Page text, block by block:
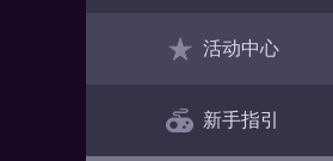
活动中心
新手指引